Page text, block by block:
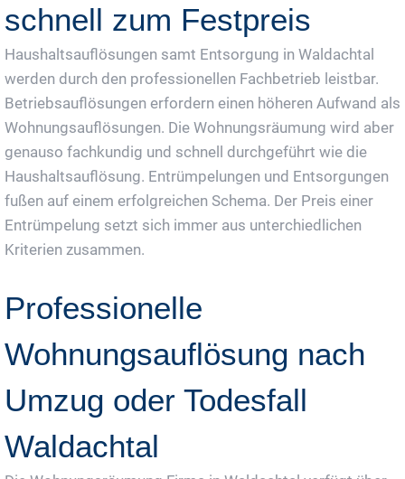
schnell zum Festpreis
Haushaltsauflösungen samt Entsorgung in Waldachtal
werden durch den professionellen Fachbetrieb leistbar.
Betriebsauflösungen erfordern einen höheren Aufwand als
Wohnungsauflösungen. Die Wohnungsräumung wird aber
genauso fachkundig und schnell durchgeführt wie die
Haushaltsauflösung. Entrümpelungen und Entsorgungen
fußen auf einem erfolgreichen Schema. Der Preis einer
Entrümpelung setzt sich immer aus unterchiedlichen
Kriterien zusammen.
Professionelle
Wohnungsauflösung nach
Umzug oder Todesfall
Waldachtal